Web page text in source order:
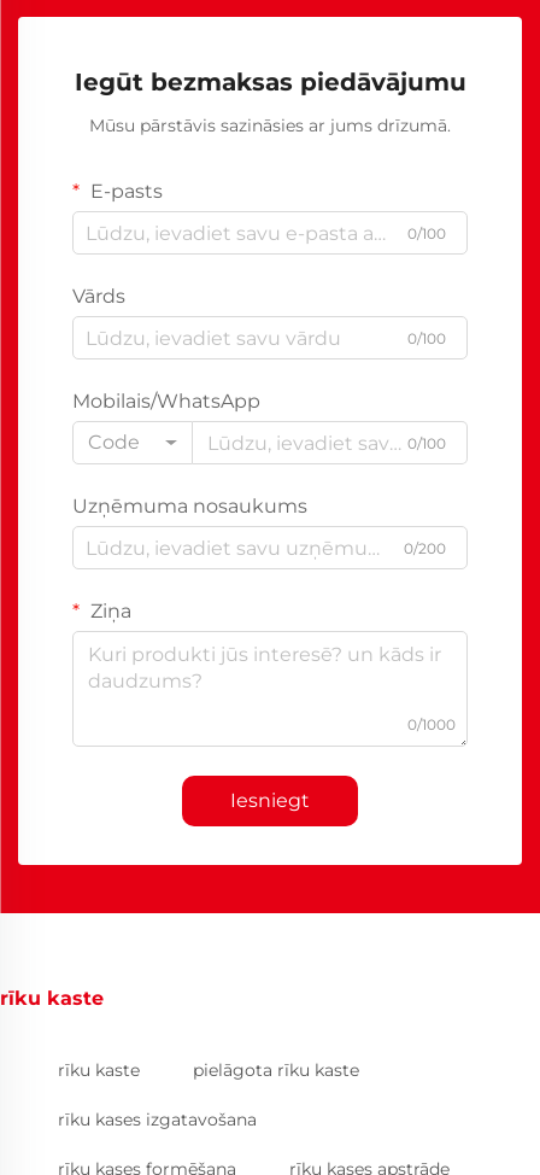
Iegūt bezmaksas piedāvājumu
Mūsu pārstāvis sazināsies ar jums drīzumā.
E-pasts
0/100
Vārds
0/100
Mobilais/WhatsApp
Code
0/100
Uzņēmuma nosaukums
0/200
Ziņa
0/1000
Iesniegt
rīku kaste
rīku kaste pielāgota rīku kaste
rīku kases izgatavošana
rīku kases formēšana rīku kases apstrāde